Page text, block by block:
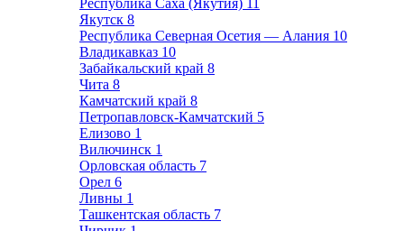
Республика Саха (Якутия) 11
Якутск 8
Республика Северная Осетия — Алания 10
Владикавказ 10
Забайкальский край 8
Чита 8
Камчатский край 8
Петропавловск-Камчатский 5
Елизово 1
Вилючинск 1
Орловская область 7
Орел 6
Ливны 1
Ташкентская область 7